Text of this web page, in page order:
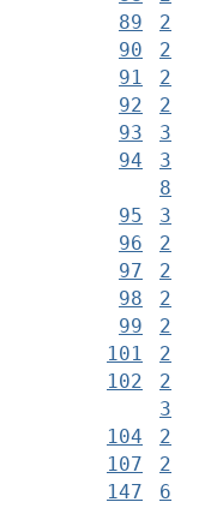
89
2
90
2
91
2
92
2
93
3
94
3
8
95
3
96
2
97
2
98
2
99
2
101
2
102
2
3
104
2
107
2
147
6